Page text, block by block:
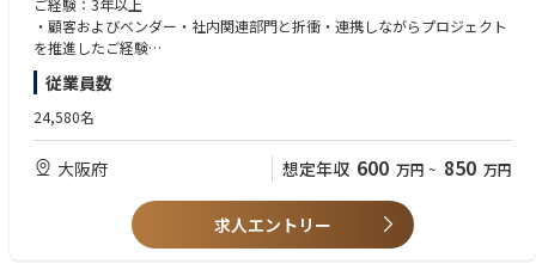
この挑戦を実現させるため、心臓部となるシステム全体の設計思想を描
き、各種ステークホルダーを巻き込みながらビジネスとテクノロジーを繋
私たちのこの挑戦は、既に外部からも高い評価をいただいており、JR西日
本公式アプリ「WESTER」は「2024年度（第42回）IT賞」において最高位
の「IT最優秀賞」を、そして「KANSAI MaaS」の取り組みは「2025年度
（第43回）IT賞」において「IT奨励賞」を受賞しました。 今後も現状に満
足せず、さらなる飛躍を目指します。
【具体的な業務内容】
1. システム全体のアーキテクチャ設計
ご経験：3年以上
・顧客およびベンダー・社内関連部門と折衝・連携しながらプロジェクト
を推進したご経験
【歓迎】
以下のいずれかの経験・資格のある方は歓迎します。
だ経験
・AWS等のパブリッククラウドを活用した、モダンかつクラウドネイティ
ブなシステムの設計・構築・運用経験
※上記経験が無くとも、高い意欲があれば、積極的に評価致します
従業員数
24,580名
大阪府 想定年収 600 万円 ~ 850 万円
求人エントリー